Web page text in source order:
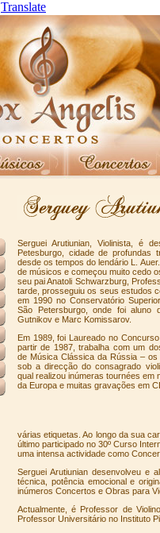
Translate
Serguei Arutiunian, Violinista, é
Petesburgo, cidade de profundas
desde os tempos do lendário L.
de músicos e começou muito cedo
seu pai Anatoli Schwarzburg,
tarde, prosseguiu os seus estudos
em 1990 no Conservatório
São Petersburgo, onde foi aluno
Gutnikov e Marc Komissarov.
Em 1989, foi Laureado no
partir de 1987, trabalha com um
de Música Clássica da Rússia – os
sob a direcção do consagrado
qual realizou inúmeras tournées em
da Europa e muitas gravações em
várias etiquetas. Ao longo da sua
último participado no 30º Curso
uma intensa actividade como
Serguei Arutiunian desenvolveu e
técnica, potência emocional e
inúmeros Concertos e Obras para
Actualmente, é Professor de
Professor Universitário no Instituto